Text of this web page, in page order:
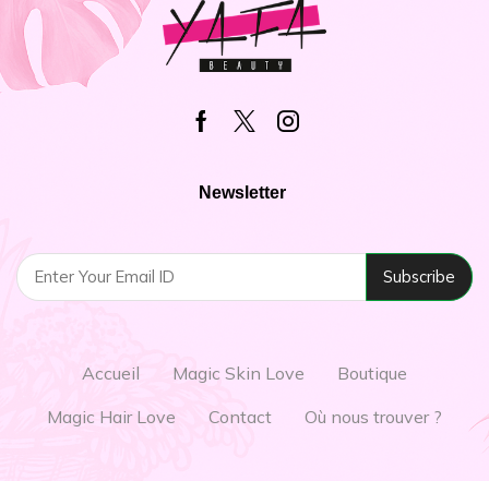
Newsletter
Accueil Magic Skin Love
Boutique
Magic Hair Love
Contact Où nous trouver ?